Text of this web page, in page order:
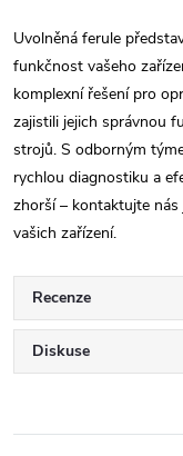
Uvolněná ferule
funkčnost vašeho
komplexní řešení pro
zajistili jejich správnou
strojů. S odborným
rychlou diagnostiku a
zhorší – kontaktujte
vašich zařízení.
Recenze
Diskuse